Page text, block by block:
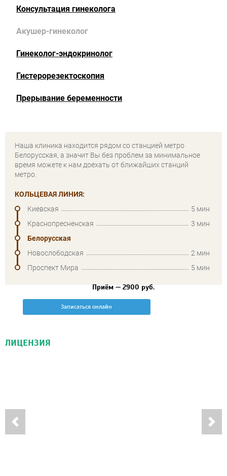
Приём — 2900 руб.
Записаться онлайн
Консультация гинеколога
Акушер-гинеколог
Гинеколог-эндокринолог
Гистерорезектоскопия
Прерывание беременности
Наша клиника находится рядом со станцией метро
Белорусская, а значит Вы без проблем за минимальное
время можете к нам доехать от ближайших станций
метро.
КОЛЬЦЕВАЯ ЛИНИЯ:
Киевская
5 мин
Краснопресненская
3 мин
Белорусская
Новослободская
2 мин
Проспект Мира
5 мин
ЛИЦЕНЗИЯ